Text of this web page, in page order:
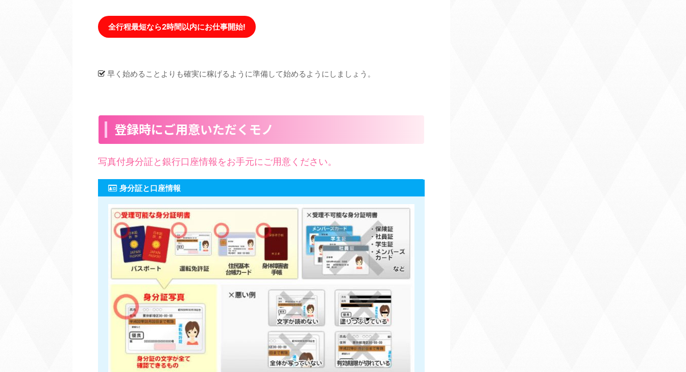
全行程最短なら2時間以内にお仕事開始!
早く始めることよりも確実に稼げるように準備して始めるようにしましょう。
登録時にご用意いただくモノ
写真付身分証と銀行口座情報をお手元にご用意ください。
身分証と口座情報